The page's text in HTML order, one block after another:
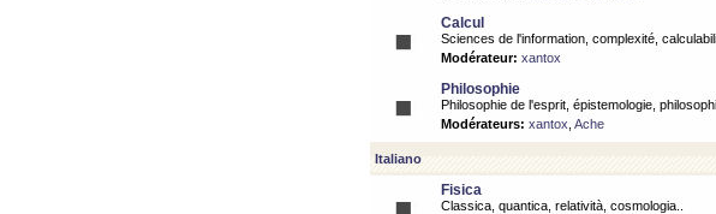
Calcul
Sciences de l'information, complexité,
Modérateur: xantox
Philosophie
Philosophie de l'esprit, épistemologie,
Modérateurs: xantox Ache
Italiano
Fisica
Classica, quantica, relatività, cosmologia..